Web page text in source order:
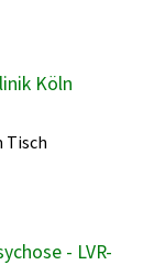
Köln
Tisch
- LVR-